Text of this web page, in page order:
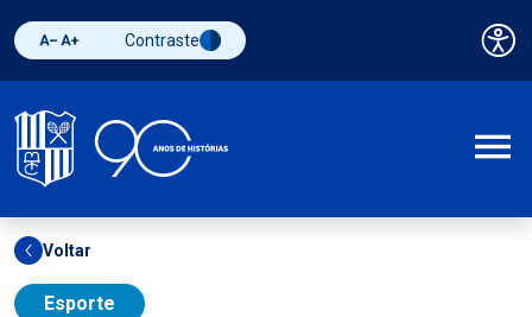
Diminuir fonte
Aumentar fonteAlternar contraste
Contraste
Voltar
Esporte